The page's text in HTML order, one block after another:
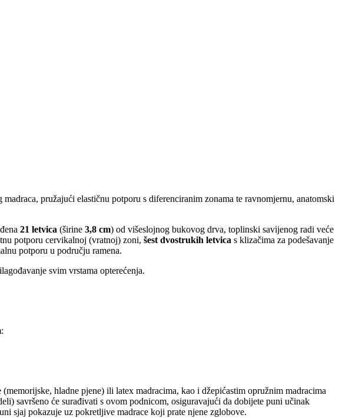
pružajući elastičnu potporu s diferenciranim zonama te ravnomjernu, anatomski
21 letvica (širine 3,8 cm) od višeslojnog bukovog drva, toplinski savijenog radi veće
potporu cervikalnoj (vratnoj) zoni, šest dvostrukih letvica s klizačima za podešavanje
potporu u području ramena.
svim vrstama opterećenja.
hladne pjene) ili latex madracima, kao i džepićastim opružnim madracima
savršeno će surađivati s ovom podnicom, osiguravajući da dobijete puni učinak
sjaj pokazuje uz pokretljive madrace koji prate njene zglobove.